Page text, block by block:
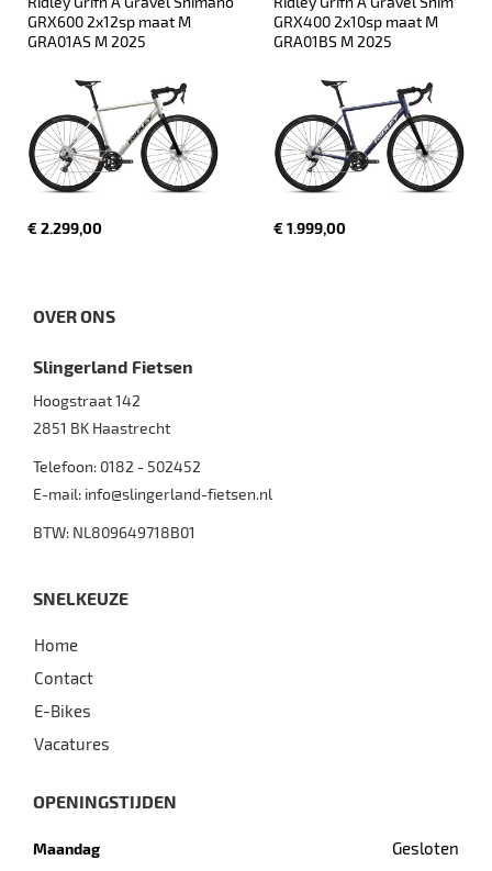
GRX600 2x12sp maat M
GRA01AS M 2025
€ 2.299,00
GRX400 2x10sp maat M
GRA01BS M 2025
€ 1.999,00
OVER ONS
Slingerland Fietsen
Hoogstraat 142
2851 BK Haastrecht
Telefoon: 0182 - 502452
E-mail: info@slingerland-fietsen.nl
BTW: NL809649718B01
SNELKEUZE
Home
Contact
E-Bikes
Vacatures
OPENINGSTIJDEN
Maandag Gesloten